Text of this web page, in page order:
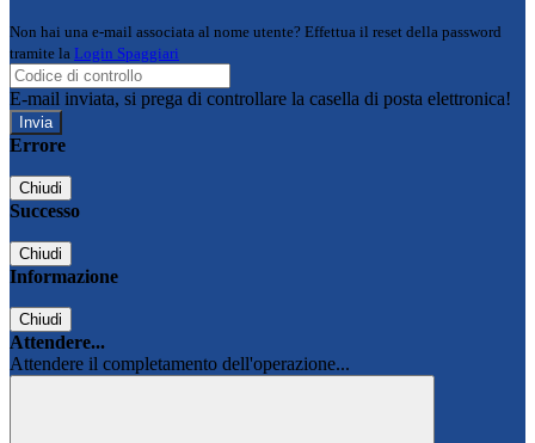
Non hai una e-mail associata al nome utente? Effettua il reset della password
tramite la Login Spaggiari
E-mail inviata, si prega di controllare la casella di posta elettronica!
Errore
Chiudi
Successo
Chiudi
Informazione
Chiudi
Attendere...
Attendere il completamento dell'operazione...